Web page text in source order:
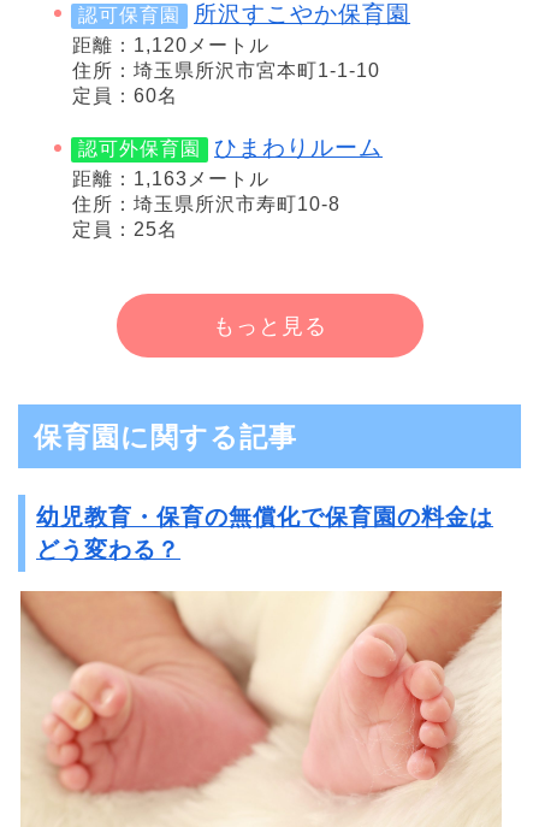
認可保育園 所沢すこやか保育園
距離：1,120メートル
住所：埼玉県所沢市宮本町1-1-10
定員：60名
認可外保育園 ひまわりルーム
距離：1,163メートル
住所：埼玉県所沢市寿町10-8
定員：25名
もっと見る
保育園に関する記事
幼児教育・保育の無償化で保育園の料金は
どう変わる？